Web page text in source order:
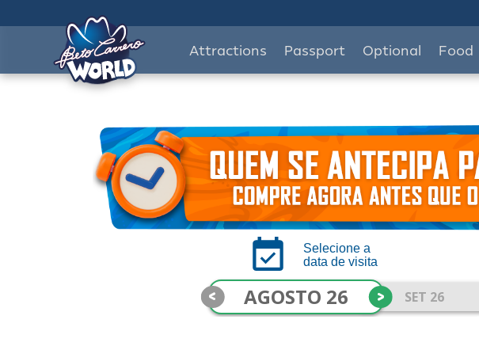
Attractions Passport Optional Food
Selecione a
data de visita
AGOSTO 26 SET 26
< >